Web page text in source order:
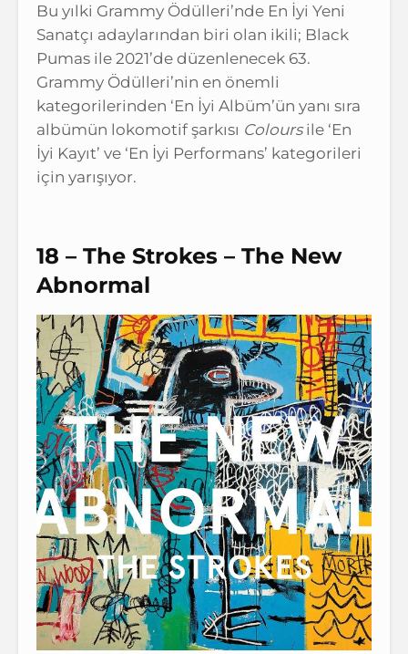
Bu yılki Grammy Ödülleri’nde En İyi Yeni
Sanatçı adaylarından biri olan ikili; Black
Pumas ile 2021’de düzenlenecek 63.
Grammy Ödülleri’nin en önemli
kategorilerinden ‘En İyi Albüm’ün yanı sıra
albümün lokomotif şarkısı Coloursile ‘En
İyi Kayıt’ ve ‘En İyi Performans’ kategorileri
için yarışıyor.
18 – The Strokes – The New
Abnormal